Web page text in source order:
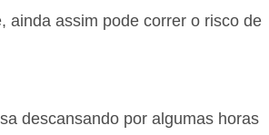
ainda assim pode correr o risco de
descansando por algumas horas